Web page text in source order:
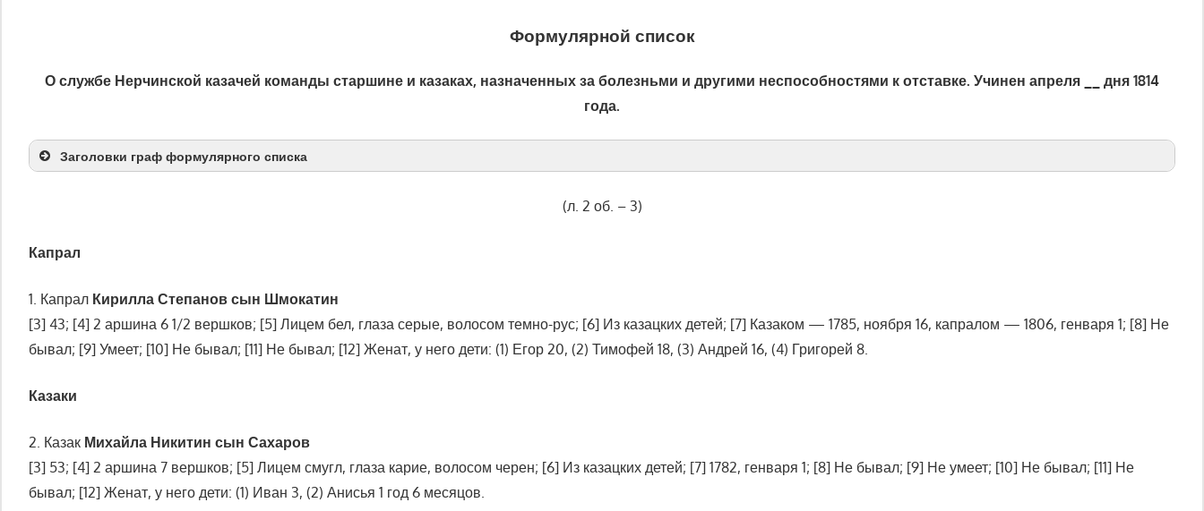
Формулярной список
О службе Нерчинской казачей команды старшине и казаках, назначенных за болезньми и другими неспособностями к отставке. Учинен апреля __ дня 1814
года.
Заголовки граф формулярного списка
[13] Какие сверх выслужения 25-ти лет и нижее оных по свидетелству медицынскаго чина имеют болезни и неспособности к службе [сведения не публикуются]
(л. 2 об. – 3)
Капрал
1. Капрал Кирилла Степанов сын Шмокатин
[3] 43; [4] 2 аршина 6 1/2 вершков; [5] Лицем бел, глаза серые, волосом темно-рус; [6] Из казацких детей; [7] Казаком — 1785, ноября 16, капралом — 1806, генваря 1; [8] Не
бывал; [9] Умеет; [10] Не бывал; [11] Не бывал; [12] Женат, у него дети: (1) Егор 20, (2) Тимофей 18, (3) Андрей 16, (4) Григорей 8.
Казаки
2. Казак Михайла Никитин сын Сахаров
[3] 53; [4] 2 аршина 7 вершков; [5] Лицем смугл, глаза карие, волосом черен; [6] Из казацких детей; [7] 1782, генваря 1; [8] Не бывал; [9] Не умеет; [10] Не бывал; [11] Не
бывал; [12] Женат, у него дети: (1) Иван 3, (2) Анисья 1 год 6 месяцов.